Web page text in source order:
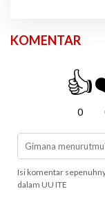
KOMENTAR
👍
0
Isi komentar
dalam UU ITE